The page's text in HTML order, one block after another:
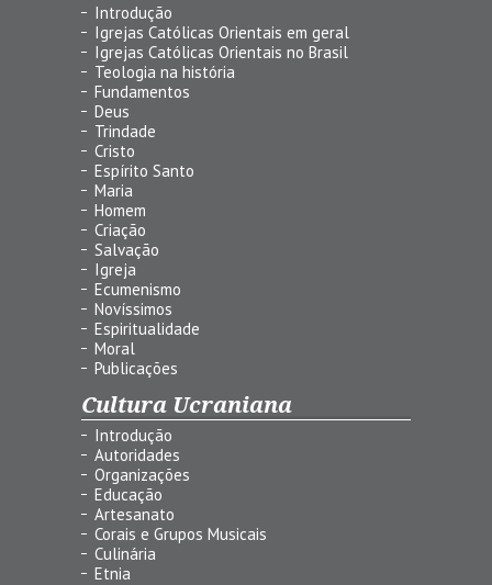
Introdução
Igrejas Católicas Orientais em geral
Igrejas Católicas Orientais no Brasil
Teologia na história
Fundamentos
Deus
Trindade
Cristo
Espírito Santo
Maria
Homem
Criação
Salvação
Igreja
Ecumenismo
Novíssimos
Espiritualidade
Moral
Publicações
Cultura Ucraniana
Introdução
Autoridades
Organizações
Educação
Artesanato
Corais e Grupos Musicais
Culinária
Etnia